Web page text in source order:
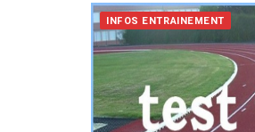
INFOS ENTRAINEMENT